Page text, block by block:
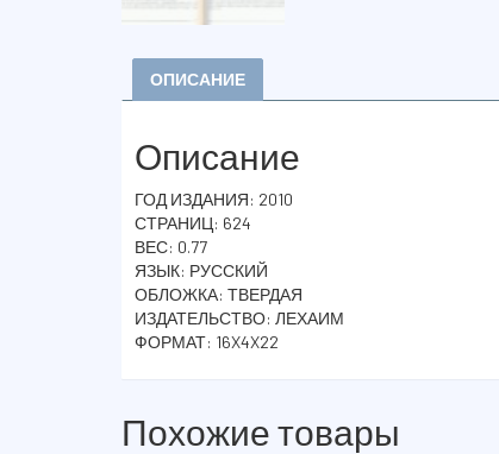
ОПИСАНИЕ
Описание
ГОД ИЗДАНИЯ: 2010
СТРАНИЦ: 624
ВЕС: 0.77
ЯЗЫК: РУССКИЙ
ОБЛОЖКА: ТВЕРДАЯ
ИЗДАТЕЛЬСТВО: ЛЕХАИМ
ФОРМАТ: 16X4X22
Похожие товары